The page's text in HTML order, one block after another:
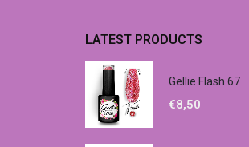
LATEST PRODUCTS
Gellie Flash 67
€8,50